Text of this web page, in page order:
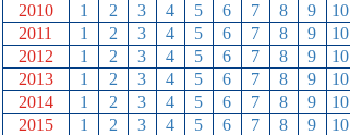
2010
1 2 3 4 5 6 7 8 9 10
2011
1 2 3 4 5 6 7 8 9 10
2012
1 2 3 4 5 6 7 8 9 10
2013
1 2 3 4 5 6 7 8 9 10
2014
1 2 3 4 5 6 7 8 9 10
2015
1 2 3 4 5 6 7 8 9 10